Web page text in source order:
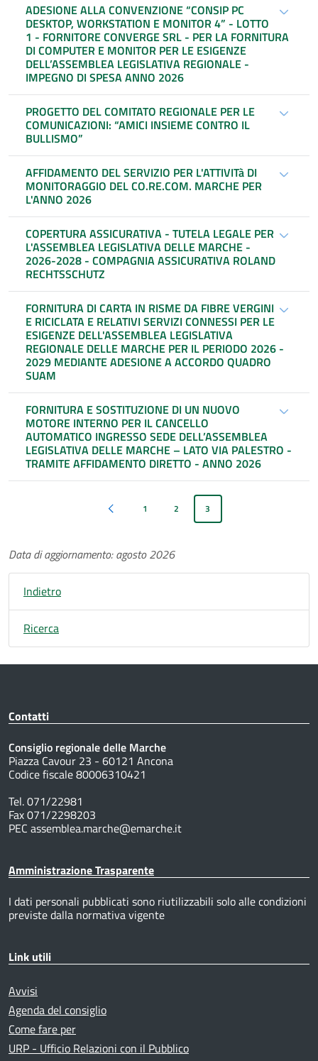
ADESIONE ALLA CONVENZIONE “CONSIP PC
DESKTOP, WORKSTATION E MONITOR 4” - LOTTO
1 - FORNITORE CONVERGE SRL - PER LA FORNITURA
DI COMPUTER E MONITOR PER LE ESIGENZE
DELL’ASSEMBLEA LEGISLATIVA REGIONALE -
IMPEGNO DI SPESA ANNO 2026
PROGETTO DEL COMITATO REGIONALE PER LE
COMUNICAZIONI: “AMICI INSIEME CONTRO IL
BULLISMO”
AFFIDAMENTO DEL SERVIZIO PER L'ATTIVITà DI
MONITORAGGIO DEL CO.RE.COM. MARCHE PER
L'ANNO 2026
COPERTURA ASSICURATIVA - TUTELA LEGALE PER
L'ASSEMBLEA LEGISLATIVA DELLE MARCHE -
2026-2028 - COMPAGNIA ASSICURATIVA ROLAND
RECHTSSCHUTZ
FORNITURA DI CARTA IN RISME DA FIBRE VERGINI
E RICICLATA E RELATIVI SERVIZI CONNESSI PER LE
ESIGENZE DELL'ASSEMBLEA LEGISLATIVA
REGIONALE DELLE MARCHE PER IL PERIODO 2026 -
2029 MEDIANTE ADESIONE A ACCORDO QUADRO
SUAM
FORNITURA E SOSTITUZIONE DI UN NUOVO
MOTORE INTERNO PER IL CANCELLO
AUTOMATICO INGRESSO SEDE DELL’ASSEMBLEA
LEGISLATIVA DELLE MARCHE – LATO VIA PALESTRO -
TRAMITE AFFIDAMENTO DIRETTO - ANNO 2026
Pagina precedente
1 2 3
Data di aggiornamento: agosto 2026
Indietro
Ricerca
Contatti
Consiglio regionale delle Marche
Piazza Cavour 23 - 60121 Ancona
Codice fiscale 80006310421
Tel. 071/22981
Fax 071/2298203
PEC assemblea.marche@emarche.it
Amministrazione Trasparente
I dati personali pubblicati sono riutilizzabili solo alle condizioni
previste dalla normativa vigente
Link utili
Avvisi
Agenda del consiglio
Come fare per
URP - Ufficio Relazioni con il Pubblico